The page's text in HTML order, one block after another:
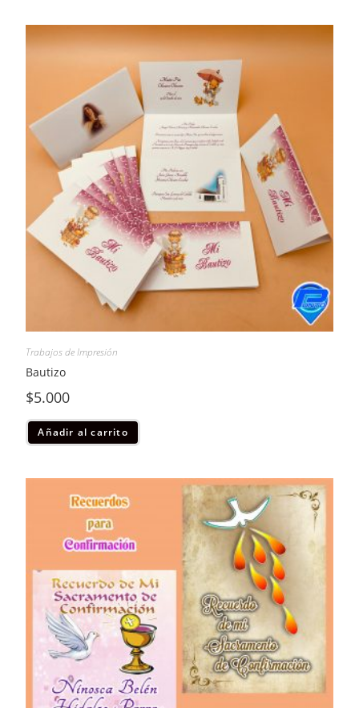
Trabajos de Impresión
Bautizo
$5.000
Añadir al carrito